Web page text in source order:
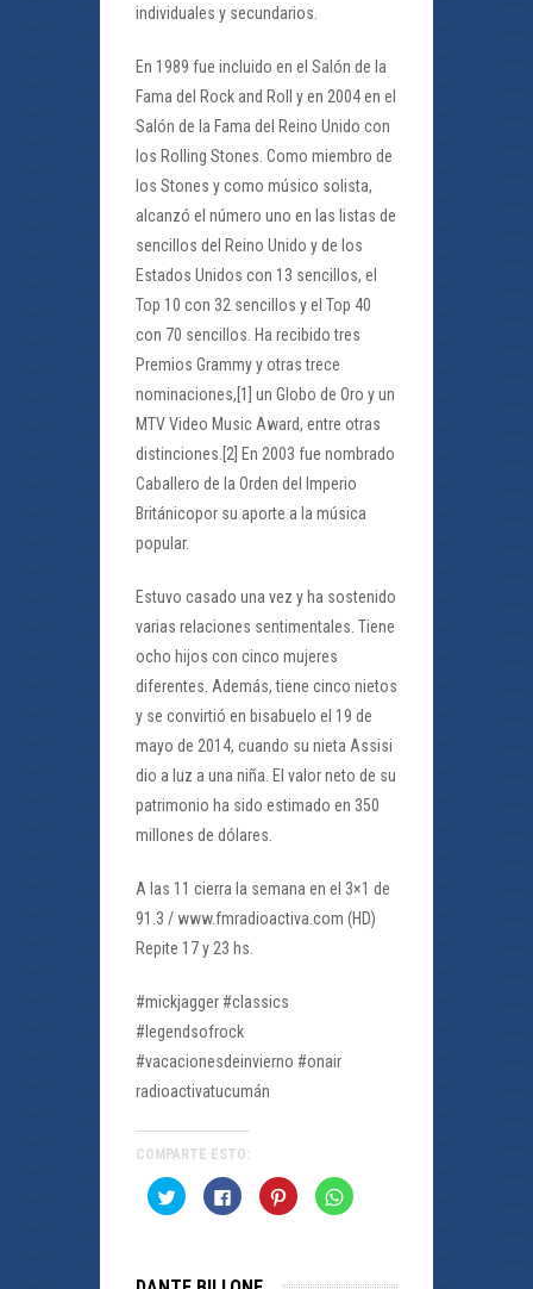
individuales y secundarios.
En 1989 fue incluido en el Salón de la
Fama del Rock and Roll y en 2004 en el
Salón de la Fama del Reino Unido con
los Rolling Stones. Como miembro de
los Stones y como músico solista,
alcanzó el número uno en las listas de
sencillos del Reino Unido y de los
Estados Unidos con 13 sencillos, el
Top 10 con 32 sencillos y el Top 40
con 70 sencillos. Ha recibido tres
Premios Grammy y otras trece
nominaciones,[1] un Globo de Oro y un
MTV Video Music Award, entre otras
distinciones.[2] En 2003 fue nombrado
Caballero de la Orden del Imperio
Británicopor su aporte a la música
popular.
Estuvo casado una vez y ha sostenido
varias relaciones sentimentales. Tiene
ocho hijos con cinco mujeres
diferentes. Además, tiene cinco nietos
y se convirtió en bisabuelo el 19 de
mayo de 2014, cuando su nieta Assisi
dio a luz a una niña. El valor neto de su
patrimonio ha sido estimado en 350
millones de dólares.
A las 11 cierra la semana en el 3×1 de
91.3 / www.fmradioactiva.com (HD)
Repite 17 y 23 hs.
#mickjagger #classics
#legendsofrock
#vacacionesdeinvierno #onair
radioactivatucumán
COMPARTE ESTO:
Haz
clic
(Se
Haz
clic
(Se
Haz
clic
Haz
clic